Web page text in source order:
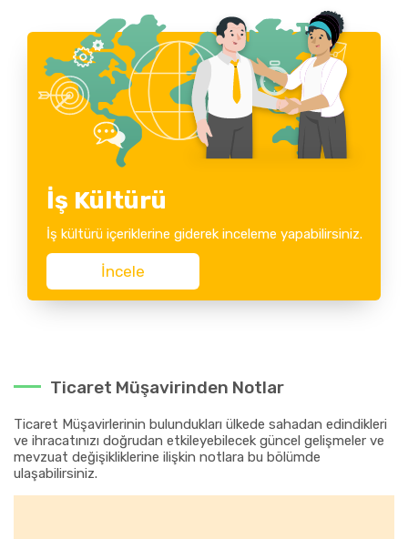
İş Kültürü
İş kültürü içeriklerine giderek inceleme yapabilirsiniz.
İncele
Ticaret Müşavirinden Notlar
Ticaret Müşavirlerinin bulundukları ülkede sahadan edindikleri
ve ihracatınızı doğrudan etkileyebilecek güncel gelişmeler ve
mevzuat değişikliklerine ilişkin notlara bu bölümde
ulaşabilirsiniz.